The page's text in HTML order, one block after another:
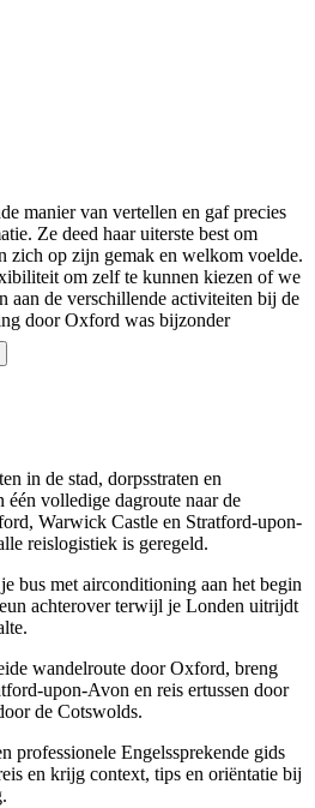
manier van vertellen en gaf precies
Ze deed haar uiterste best om
zich op zijn gemak en welkom voelde.
om zelf te kunnen kiezen of we
aan de verschillende activiteiten bij de
door Oxford was bijzonder
in de stad, dorpsstraten en
één volledige dagroute naar de
Warwick Castle en Stratford-upon-
reislogistiek is geregeld.
bus met airconditioning aan het begin
achterover terwijl je Londen uitrijdt
wandelroute door Oxford, breng
upon-Avon en reis ertussen door
de Cotswolds.
professionele Engelssprekende gids
en krijg context, tips en oriëntatie bij